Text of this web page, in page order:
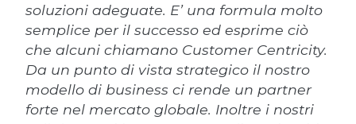
soluzioni adeguate. E’ una formula molto
semplice per il successo ed esprime ciò
che alcuni chiamano Customer Centricity.
Da un punto di vista strategico il nostro
modello di business ci rende un partner
forte nel mercato globale. Inoltre i nostri